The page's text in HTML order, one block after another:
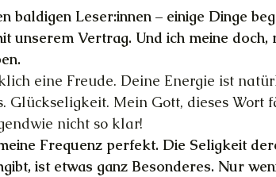
baldigen Leser:innen – einige Dinge
unserem Vertrag. Und ich meine doch,
eine Freude. Deine Energie ist
Glückseligkeit. Mein Gott, dieses Wort
nicht so klar!
Frequenz perfekt. Die Seligkeit
ist etwas ganz Besonderes. Nur